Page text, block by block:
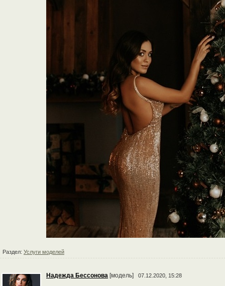
Раздел: Услуги моделей
Надежда Бессонова [модель] 07.12.2020, 15:28